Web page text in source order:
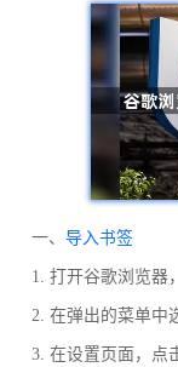
一、 导入书签
1. 打开谷歌浏览器
2. 在弹出的菜单中
3. 在设置页面，点